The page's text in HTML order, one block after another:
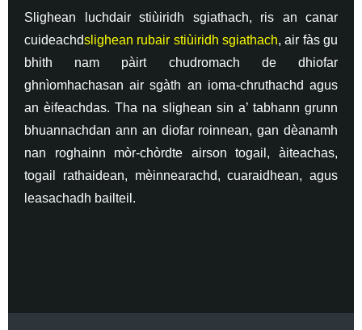
Slighean luchdair stiùiridh sgiathach, ris an canar
cuideachdslighean rubair stiùiridh sgiathach, air fàs gu
bhith nam pàirt chudromach de dhiofar
ghnìomhachasan air sgàth an ioma-chruthachd agus
an èifeachdas. Tha na slighean sin a’ tabhann grunn
bhuannachdan ann an diofar roinnean, gan dèanamh
nan roghainn mòr-chòrdte airson togail, àiteachas,
togail rathaidean, mèinnearachd, cuaraidhean, agus
leasachadh bailteil.